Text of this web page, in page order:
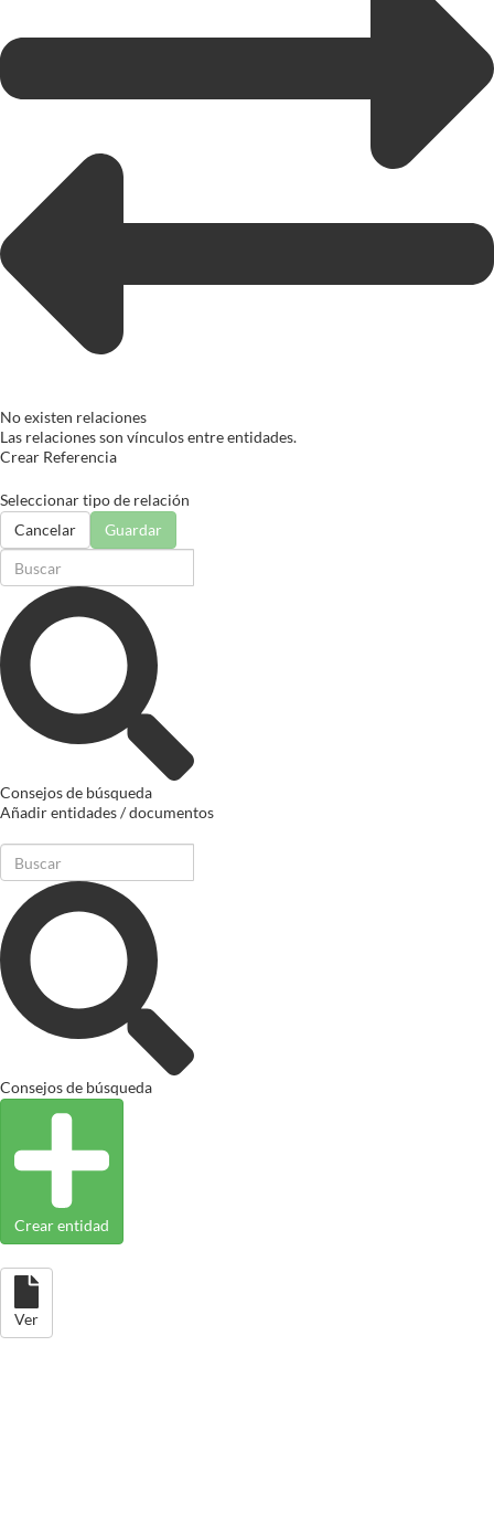
No existen relaciones
Las relaciones son vínculos entre entidades.
Crear Referencia
Seleccionar tipo de relación
Cancelar
Guardar
Consejos de búsqueda
Añadir entidades / documentos
Consejos de búsqueda
Crear entidad
Ver